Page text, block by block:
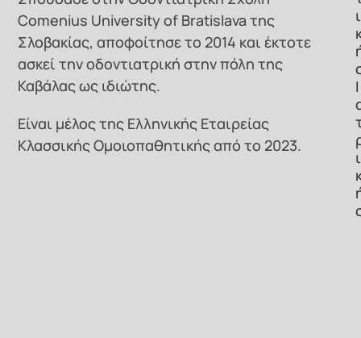
Comenius University of Bratislava της
Σλοβακίας, αποφοίτησε το 2014 και έκτοτε
ασκεί την οδοντιατρική στην πόλη της
Καβάλας ως ιδιώτης.
Είναι μέλος της Ελληνικής Εταιρείας
Κλασσικής Ομοιοπαθητικής από το 2023.
ι
Ι
ι